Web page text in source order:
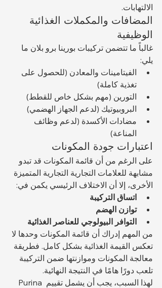
الالتهابات.
المضافات والمكملات الغذائية
الوظيفية
غالباً ما تتضمن تركيبات بورينا برو بلان ما
يلي:
الفيتامينات والمعادن (للحصول على
تغذية كاملة)
التورين (مهم بشكل خاص للقطط)
البروبيوتيك (لدعم الجهاز الهضمي)
مضادات الأكسدة (لدعم وظائف
المناعة)
اعتبارات جودة المكونات
على الرغم من أن قائمة المكونات قد تبدو
مشابهة للعلامات التجارية التجارية المتميزة
الأخرى، إلا أن الاختلاف الرئيسي يكمن في:
اتساق التركيبة
توازن الهضم
التوافر البيولوجي للعناصر الغذائية
من المهم إدراك أن قائمة المكونات وحدها لا
تعكس القيمة الغذائية بشكل كامل. فطريقة
معالجة المكونات وموازنتها ضمن التركيبة
تلعب دورًا هامًا في النتيجة النهائية.
لهذا السبب، يجب أن يشمل تقييم Purina